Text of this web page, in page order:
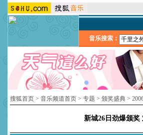
音乐搜索：
搜狐首页 > 音乐频道首页 > 专题 > 颁奖盛典 >
新城26日劲爆颁奖